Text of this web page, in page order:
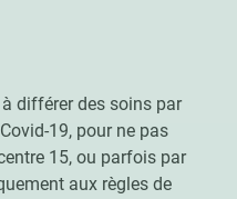
différer des soins par
19, pour ne pas
15, ou parfois par
aux règles de